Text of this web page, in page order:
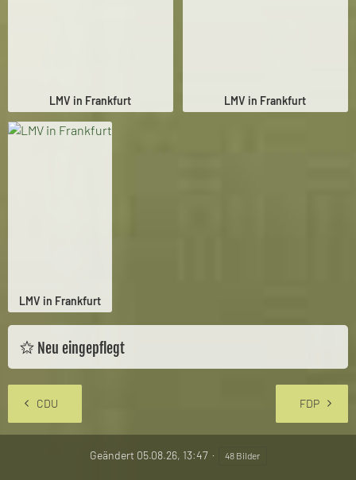
LMV in Frankfurt LMV in Frankfurt
LMV in Frankfurt
Neu eingepflegt
CDU FDP
Geändert 05.08.26, 13:47 48 Bilder